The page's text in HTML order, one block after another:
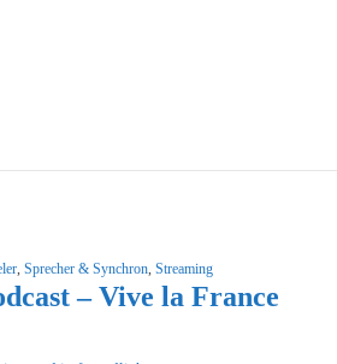
,Sprecher & Synchron,Streaming
– Vive la France